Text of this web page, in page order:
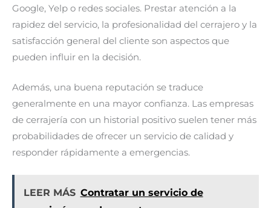
Google, Yelp o redes sociales. Prestar atención a la
rapidez del servicio, la profesionalidad del cerrajero y la
satisfacción general del cliente son aspectos que
pueden influir en la decisión.
Además, una buena reputación se traduce
generalmente en una mayor confianza. Las empresas
de cerrajería con un historial positivo suelen tener más
probabilidades de ofrecer un servicio de calidad y
responder rápidamente a emergencias.
LEER MÁS Contratar un servicio de